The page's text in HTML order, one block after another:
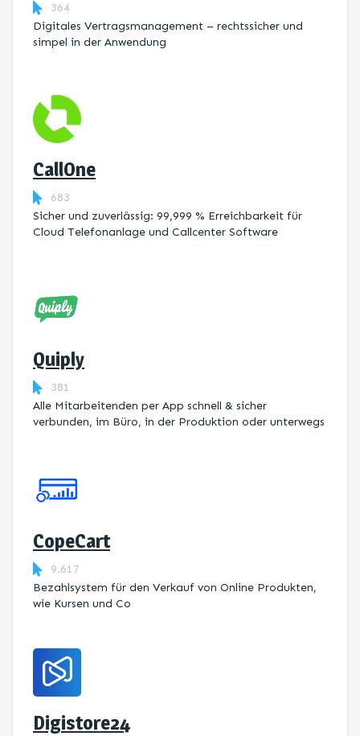
364
Digitales Vertragsmanagement – rechtssicher und
simpel in der Anwendung
CallOne
683
Sicher und zuverlässig: 99,999 % Erreichbarkeit für
Cloud Telefonanlage und Callcenter Software
Quiply
381
Alle Mitarbeitenden per App schnell & sicher
verbunden, im Büro, in der Produktion oder unterwegs
CopeCart
9.617
Bezahlsystem für den Verkauf von Online Produkten,
wie Kursen und Co
Digistore24